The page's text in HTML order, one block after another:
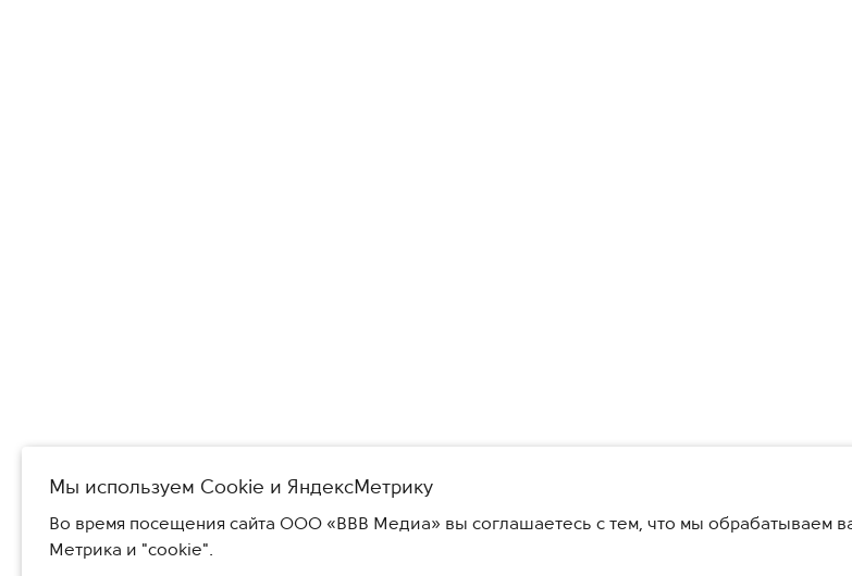
Мы используем Сookie и ЯндексМетрику
Во время посещения сайта ООО «ВВВ Медиа» вы соглашаетесь с тем, что мы обрабатываем
Метрика и "cookie".